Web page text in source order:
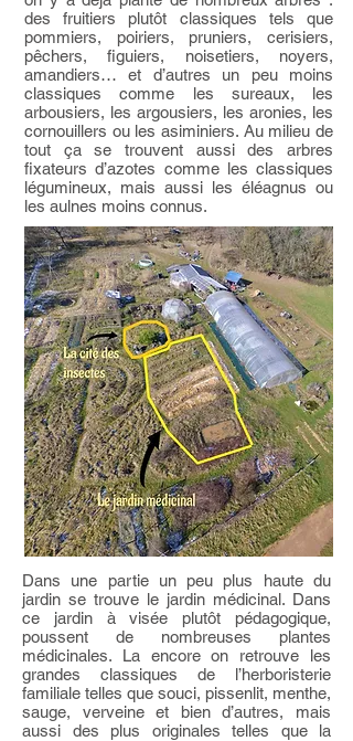
des fruitiers plutôt classiques tels que
pommiers, poiriers, pruniers, cerisiers,
pêchers, figuiers, noisetiers, noyers,
amandiers… et d’autres un peu moins
classiques comme les sureaux, les
arbousiers, les argousiers, les aronies, les
cornouillers ou les asiminiers. Au milieu de
tout ça se trouvent aussi des arbres
fixateurs d’azotes comme les classiques
légumineux, mais aussi les éléagnus ou
les aulnes moins connus.
Dans une partie un peu plus haute du
jardin se trouve le jardin médicinal. Dans
ce jardin à visée plutôt pédagogique,
poussent de nombreuses plantes
médicinales. La encore on retrouve les
grandes classiques de l’herboristerie
familiale telles que souci, pissenlit, menthe,
sauge, verveine et bien d’autres, mais
aussi des plus originales telles que la